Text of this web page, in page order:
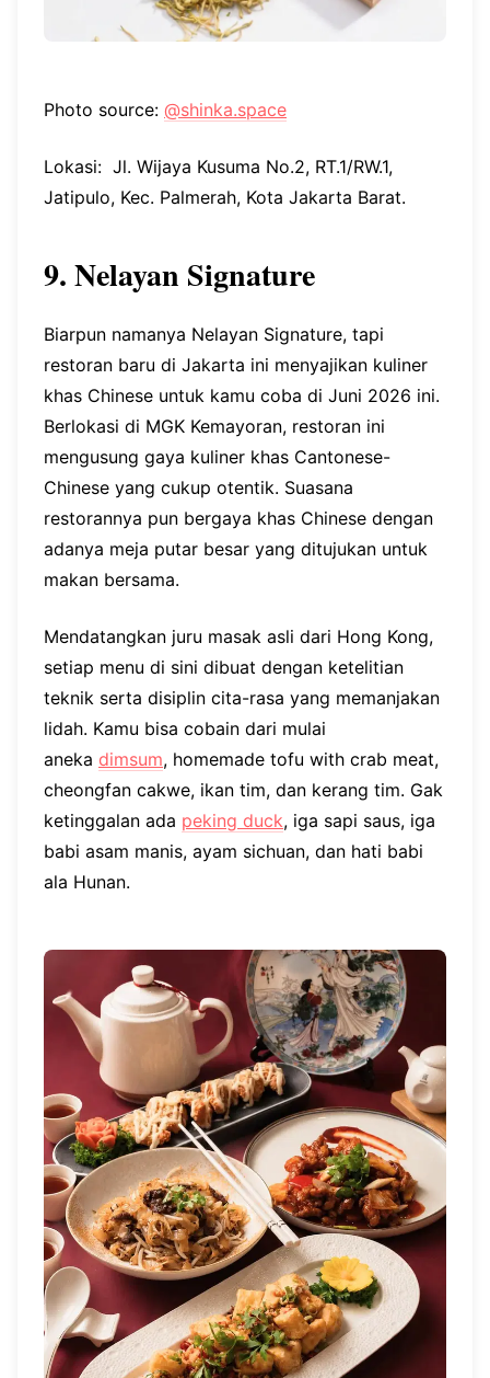
Photo source: @shinka.space
Lokasi: Jl. Wijaya Kusuma No.2, RT.1/RW.1,
Jatipulo, Kec. Palmerah, Kota Jakarta Barat.
9. Nelayan Signature
Biarpun namanya Nelayan Signature, tapi
restoran baru di Jakarta ini menyajikan kuliner
khas Chinese untuk kamu coba di Juni 2026 ini.
Berlokasi di MGK Kemayoran, restoran ini
mengusung gaya kuliner khas Cantonese-
Chinese yang cukup otentik. Suasana
restorannya pun bergaya khas Chinese dengan
adanya meja putar besar yang ditujukan untuk
makan bersama.
Mendatangkan juru masak asli dari Hong Kong,
setiap menu di sini dibuat dengan ketelitian
teknik serta disiplin cita-rasa yang memanjakan
lidah. Kamu bisa cobain dari mulai
aneka dimsum, homemade tofu with crab meat,
cheongfan cakwe, ikan tim, dan kerang tim. Gak
ketinggalan ada peking duck, iga sapi saus, iga
babi asam manis, ayam sichuan, dan hati babi
ala Hunan.